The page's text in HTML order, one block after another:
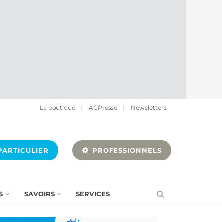
La boutique | ACPresse | Newsletters
PROFESSIONNELS
SAVOIRS SERVICES